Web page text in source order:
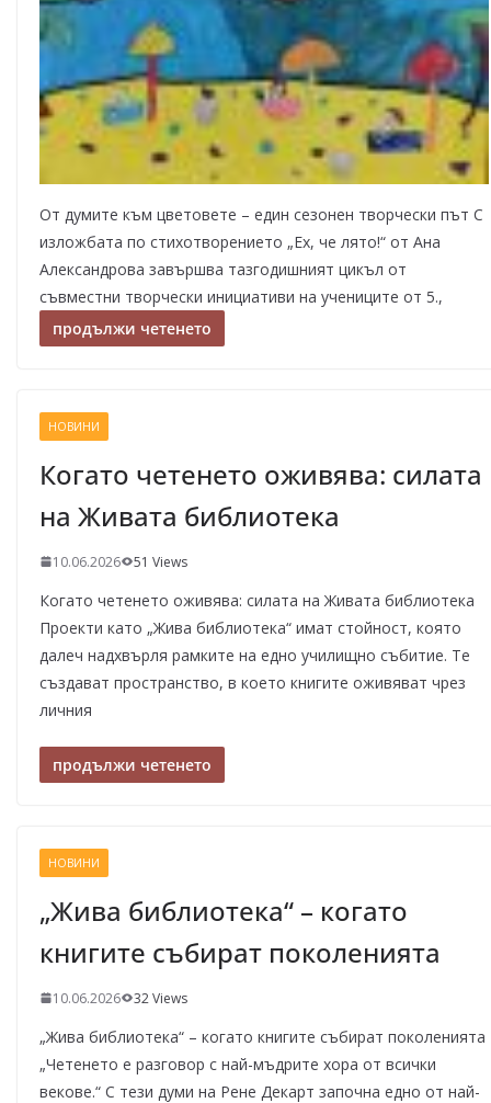
От думите към цветовете – един сезонен творчески път С
изложбата по стихотворението „Ех, че лято!“ от Ана
Александрова завършва тазгодишният цикъл от
съвместни творчески инициативи на учениците от 5.,
продължи четенето
НОВИНИ
Когато четенето оживява: силата
на Живата библиотека
10.06.2026 51 Views
Когато четенето оживява: силата на Живата библиотека
Проекти като „Жива библиотека“ имат стойност, която
далеч надхвърля рамките на едно училищно събитие. Те
създават пространство, в което книгите оживяват чрез
личния
продължи четенето
НОВИНИ
„Жива библиотека“ – когато
книгите събират поколенията
10.06.2026 32 Views
„Жива библиотека“ – когато книгите събират поколенията
„Четенето е разговор с най-мъдрите хора от всички
векове.“ С тези думи на Рене Декарт започна едно от най-